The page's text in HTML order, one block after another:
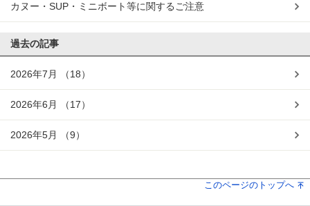
カヌー・SUP・ミニボート等に関するご注意
過去の記事
2026年7月 （18）
2026年6月 （17）
2026年5月 （9）
このページのトップへ